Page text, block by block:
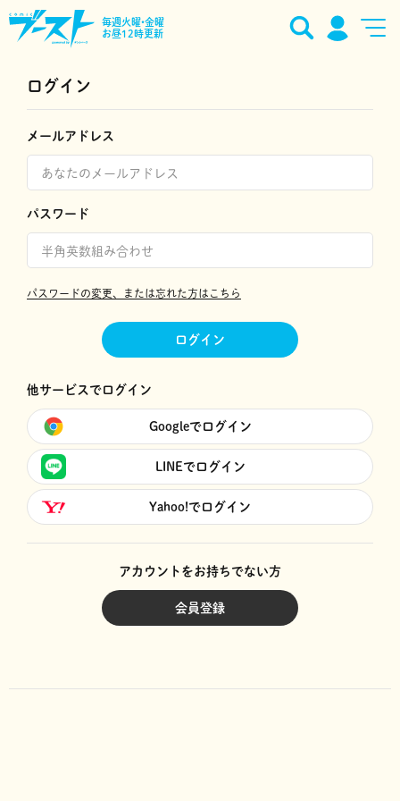
毎週火曜•金曜
お昼12時更新
ログイン
メールアドレス
パスワード
パスワードの変更、または忘れた方はこちら
ログイン
他サービスでログイン
Googleでログイン
LINEでログイン
Yahoo!でログイン
アカウントをお持ちでない方
会員登録